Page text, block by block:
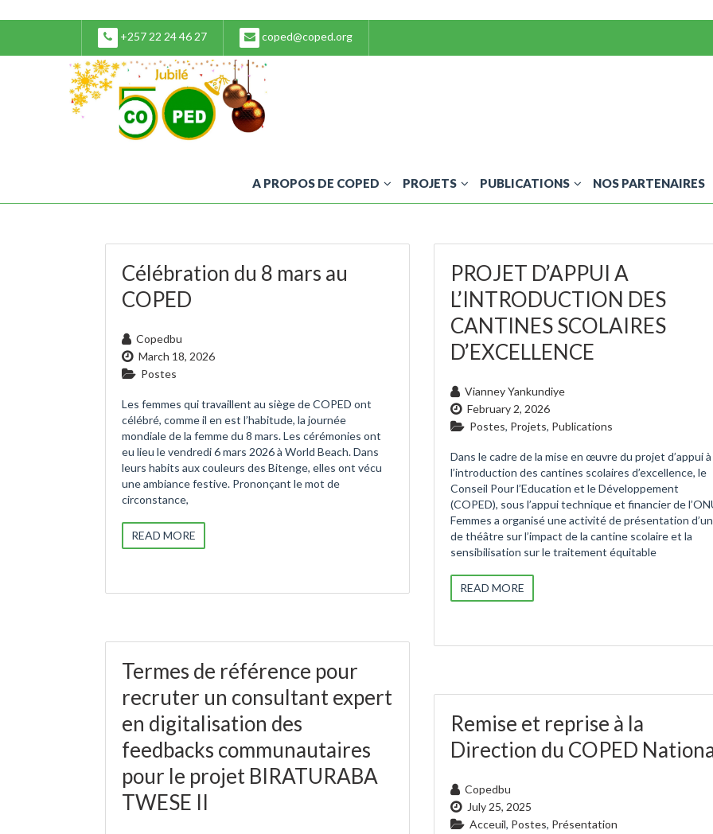
+257 22 24 46 27 coped@coped.org
A PROPOS DE COPED PROJETS PUBLICATIONS NOS PARTENAIRES
Célébration du 8 mars au
COPED
Copedbu
March 18, 2026
Postes
Les femmes qui travaillent au siège de COPED ont
célébré, comme il en est l’habitude, la journée
mondiale de la femme du 8 mars. Les cérémonies ont
eu lieu le vendredi 6 mars 2026 à World Beach. Dans
leurs habits aux couleurs des Bitenge, elles ont vécu
une ambiance festive. Prononçant le mot de
circonstance,
READ MORE
PROJET D’APPUI A
L’INTRODUCTION DES
CANTINES SCOLAIRES
D’EXCELLENCE
Vianney Yankundiye
February 2, 2026
Postes, Projets, Publications
Dans le cadre de la mise en œuvre du projet d’appui à
l’introduction des cantines scolaires d’excellence, le
Conseil Pour l’Education et le Développement
(COPED), sous l’appui technique et financier de
Femmes a organisé une activité de présentation
de théâtre sur l’impact de la cantine scolaire et la
sensibilisation sur le traitement équitable
READ MORE
Termes de référence pour
recruter un consultant expert
en digitalisation des
feedbacks communautaires
pour le projet BIRATURABA
TWESE II
Remise et reprise à la
Direction du COPED
Copedbu
July 25, 2025
Acceuil, Postes, Présentation